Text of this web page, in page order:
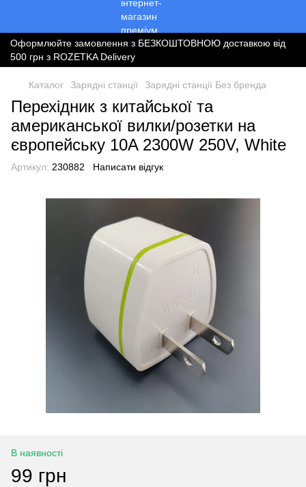
Оформлюйте замовлення з БЕЗКОШТОВНОЮ доставкою від
500 грн з ROZETKA Delivery
Каталог Зарядні станції Зарядні станції Без бренда
Перехідник з китайської та
американської вилки/розетки на
європейську 10A 2300W 250V, White
Артикул: 230882 Написати відгук
В наявності
99 грн